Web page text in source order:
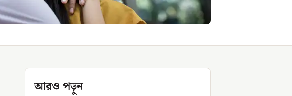
আরও পড়ুন